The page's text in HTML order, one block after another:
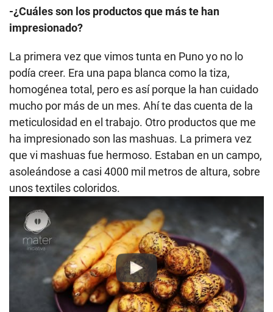
-¿Cuáles son los productos que más te han
impresionado?
La primera vez que vimos tunta en Puno yo no lo
podía creer. Era una papa blanca como la tiza,
homogénea total, pero es así porque la han cuidado
mucho por más de un mes. Ahí te das cuenta de la
meticulosidad en el trabajo. Otro productos que me
ha impresionado son las mashuas. La primera vez
que vi mashuas fue hermoso. Estaban en un campo,
asoleándose a casi 4000 mil metros de altura, sobre
unos textiles coloridos.
Play